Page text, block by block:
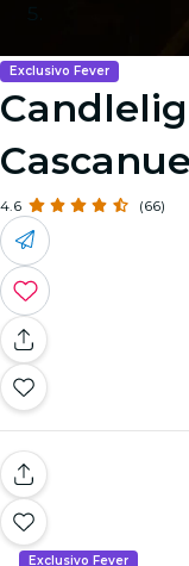
Exclusivo Fever
4.6 (66)
Exclusivo Fever